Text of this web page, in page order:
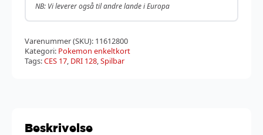
NB: Vi leverer også til andre lande i Europa
Varenummer (SKU): 11612800
Kategori: Pokemon enkeltkort
Tags:CES 17, DRI 128,Spilbar
Beskrivelse